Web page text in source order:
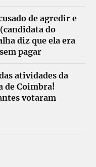
de agredir e
do
diz que ela era
pagar
atividades da
de Coimbra!
votaram